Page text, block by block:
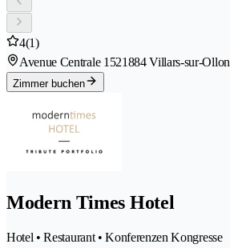
4(1)
Avenue Centrale 1521884 Villars-sur-Ollon
Zimmer buchen
Modern Times Hotel
Hotel • Restaurant • Konferenzen Kongresse